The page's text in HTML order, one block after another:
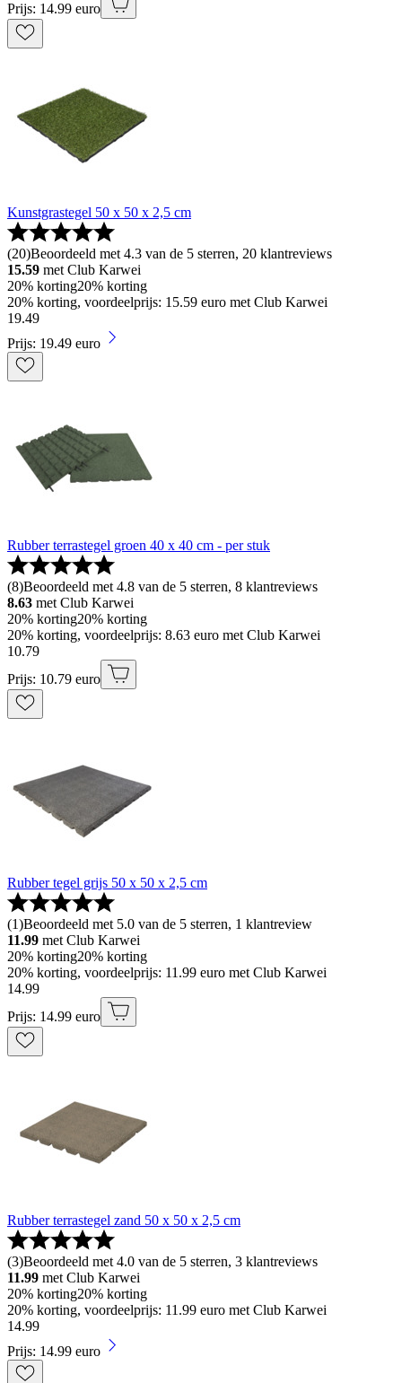
Prijs: 14.99 euro
Kunstgrastegel 50 x 50 x 2,5 cm
(20)Beoordeeld met 4.3 van de 5 sterren, 20 klantreviews
15.59 met Club Karwei
20% korting20% korting
20% korting, voordeelprijs: 15.59 euro met Club Karwei
19.49
Prijs: 19.49 euro
Rubber terrastegel groen 40 x 40 cm - per stuk
(8)Beoordeeld met 4.8 van de 5 sterren, 8 klantreviews
8.63 met Club Karwei
20% korting20% korting
20% korting, voordeelprijs: 8.63 euro met Club Karwei
10.79
Prijs: 10.79 euro
Rubber tegel grijs 50 x 50 x 2,5 cm
(1)Beoordeeld met 5.0 van de 5 sterren, 1 klantreview
11.99 met Club Karwei
20% korting20% korting
20% korting, voordeelprijs: 11.99 euro met Club Karwei
14.99
Prijs: 14.99 euro
Rubber terrastegel zand 50 x 50 x 2,5 cm
(3)Beoordeeld met 4.0 van de 5 sterren, 3 klantreviews
11.99 met Club Karwei
20% korting20% korting
20% korting, voordeelprijs: 11.99 euro met Club Karwei
14.99
Prijs: 14.99 euro